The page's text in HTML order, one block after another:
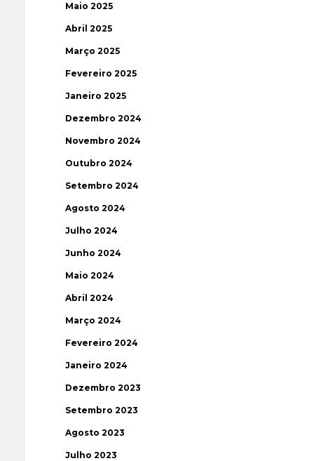
Maio 2025
Abril 2025
Março 2025
Fevereiro 2025
Janeiro 2025
Dezembro 2024
Novembro 2024
Outubro 2024
Setembro 2024
Agosto 2024
Julho 2024
Junho 2024
Maio 2024
Abril 2024
Março 2024
Fevereiro 2024
Janeiro 2024
Dezembro 2023
Setembro 2023
Agosto 2023
Julho 2023